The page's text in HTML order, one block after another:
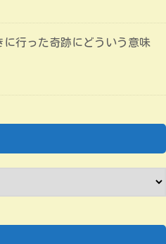
行った奇跡にどういう意味